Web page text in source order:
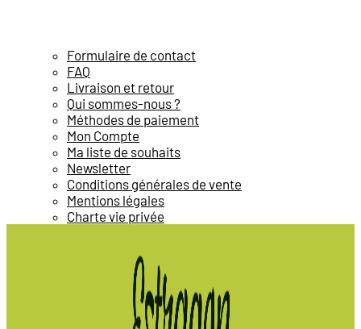
Formulaire de contact
FAQ
Livraison et retour
Qui sommes-nous ?
Méthodes de paiement
Mon Compte
Ma liste de souhaits
Newsletter
Conditions générales de vente
Mentions légales
Charte vie privée